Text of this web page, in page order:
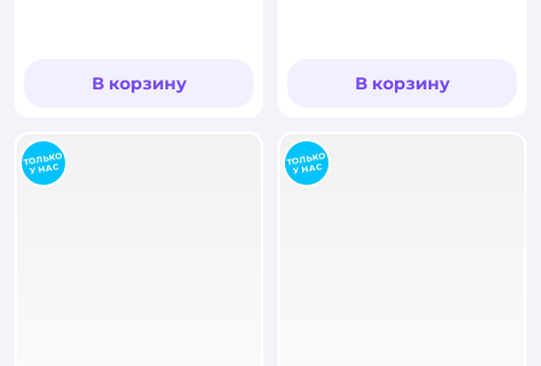
В корзину В корзину